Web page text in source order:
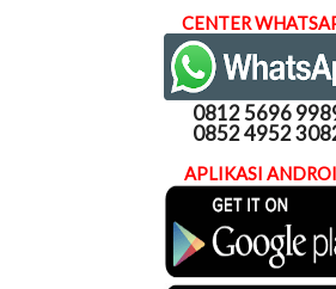
CENTER
0812 5696
0852 4952
APLIKASI